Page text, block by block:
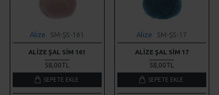
Alize SM-ŞS-161
ALIZE ŞAL SIM 161
58,00TL
SEPETE EKLE
Alize SM-ŞS-17
ALIZE ŞAL SIM 17
58,00TL
SEPETE EKLE